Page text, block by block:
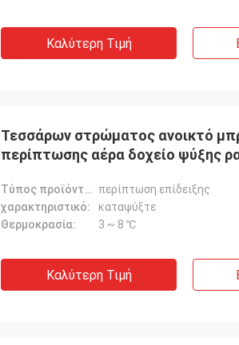
Καλύτερη Τιμή
Τεσσάρων στρώματος ανοικτό
περίπτωσης αέρα δοχείο ψύξης
Τύπος προϊόντος:
περίπτωση επίδειξης
χαρακτηριστικό:
καταψύξτε
Θερμοκρασία:
3 ~ 8 ℃
Καλύτερη Τιμή